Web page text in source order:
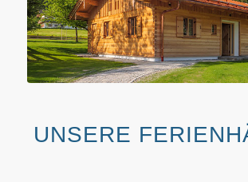
UNSERE